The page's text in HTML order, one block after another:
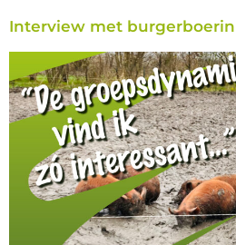
Interview met burgerboerin